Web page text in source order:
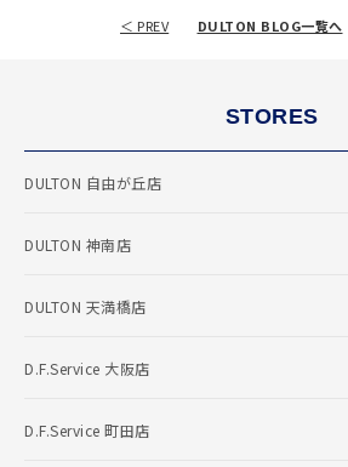
＜ PREV DULTON BLOG一覧へ
STORES
DULTON 自由が丘店
DULTON 神南店
DULTON 天満橋店
D.F.Service 大阪店
D.F.Service 町田店